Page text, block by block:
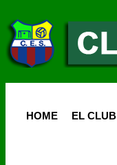
HOME EL CLUB